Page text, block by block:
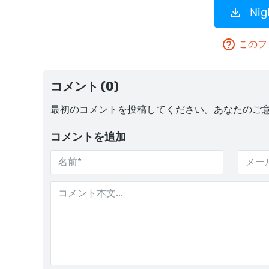
この
コメント (0)
最初のコメントを投稿してください。あなたのご
コメントを追加